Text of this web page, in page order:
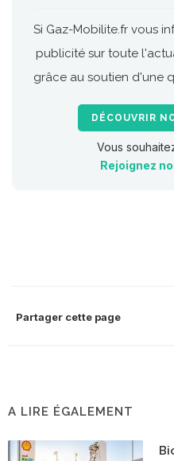
Si Gaz-Mobilite.fr vous
publicité sur toute
grâce au soutien d'une
DÉCOUVRIR
Vous
Rejoignez
Partager cette page
A LIRE ÉGALEMENT